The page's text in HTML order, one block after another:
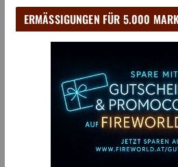
ERMÄSSIGUNGEN FÜR 5.000